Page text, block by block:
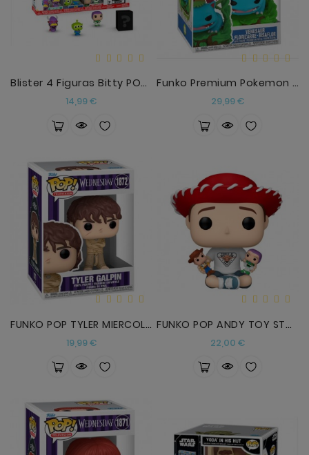
Blister 4 Figuras Bitty POP Disney Toy Story Zurg
14,99 €
Funko Premium Pokemon Venusaur Florizarre Bisaflor
29,99 €Precio
FUNKO POP TYLER MIERCOLES
19,99 €Precio
FUNKO POP ANDY TOY STORY
22,00 €Precio